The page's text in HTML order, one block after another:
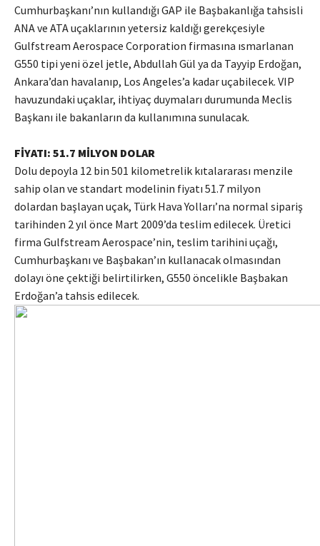
Cumhurbaşkanı’nın kullandığı GAP ile Başbakanlığa tahsisli
ANA ve ATA uçaklarının yetersiz kaldığı gerekçesiyle
Gulfstream Aerospace Corporation firmasına ısmarlanan
G550 tipi yeni özel jetle, Abdullah Gül ya da Tayyip Erdoğan,
Ankara’dan havalanıp, Los Angeles’a kadar uçabilecek. VIP
havuzundaki uçaklar, ihtiyaç duymaları durumunda Meclis
Başkanı ile bakanların da kullanımına sunulacak.
FİYATI: 51.7 MİLYON DOLAR
Dolu depoyla 12 bin 501 kilometrelik kıtalararası menzile
sahip olan ve standart modelinin fiyatı 51.7 milyon
dolardan başlayan uçak, Türk Hava Yolları’na normal sipariş
tarihinden 2 yıl önce Mart 2009’da teslim edilecek. Üretici
firma Gulfstream Aerospace’nin, teslim tarihini uçağı,
Cumhurbaşkanı ve Başbakan’ın kullanacak olmasından
dolayı öne çektiği belirtilirken, G550 öncelikle Başbakan
Erdoğan’a tahsis edilecek.